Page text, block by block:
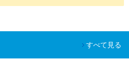
アスベスト、SUS304金具=PTFEが
一般的な配管全般に使える。
し、配管の破損を防ぐ。
すべて見る